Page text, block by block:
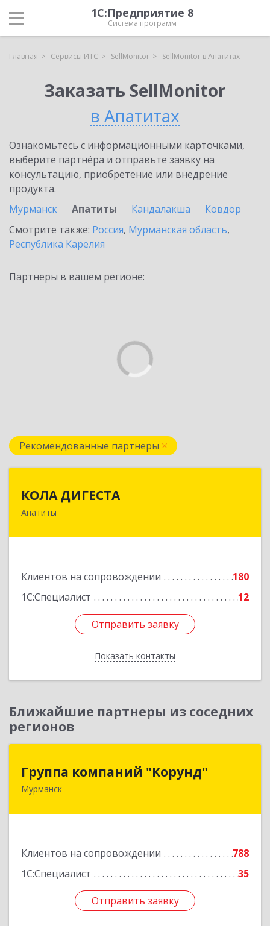
1С:Предприятие 8
Система программ
Главная Сервисы ИТС SellMonitor SellMonitor в Апатитах
Заказать SellMonitor
в Апатитах
Ознакомьтесь с информационными карточками,
выберите партнёра и отправьте заявку на
консультацию, приобретение или внедрение
продукта.
Мурманск
Апатиты Кандалакша
Ковдор
Смотрите также: Россия, Мурманская область,
Республика Карелия
Партнеры в вашем регионе:
Рекомендованные партнеры
КОЛА ДИГЕСТА
Апатиты
Клиентов на сопровождении
180
1С:Специалист
12
Отправить заявку
Показать контакты
Отправить заявку
Назад
Ближайшие партнеры из соседних
регионов
Группа компаний "Корунд"
Мурманск
Клиентов на сопровождении
788
1С:Специалист
35
Отправить заявку
Группа компаний "Корунд"
183025, Мурманская обл, Мурманск г, Тарана
Отправить заявку